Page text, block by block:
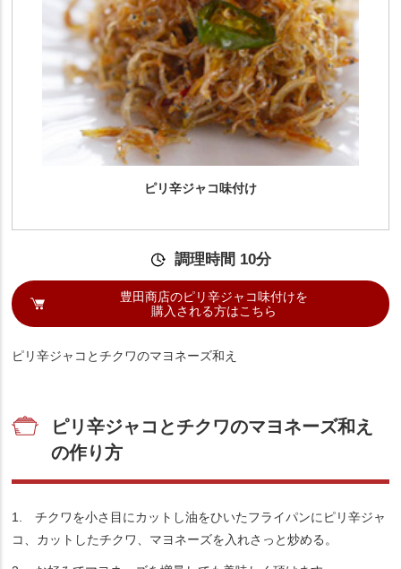
ピリ辛ジャコ味付け
調理時間 10分
豊田商店のピリ辛ジャコ味付けを
購入される方はこちら
ピリ辛ジャコとチクワのマヨネーズ和え
ピリ辛ジャコとチクワのマヨネーズ和え
の作り方
1. チクワを小さ目にカットし油をひいたフライパンにピリ辛ジャ
コ、カットしたチクワ、マヨネーズを入れさっと炒める。